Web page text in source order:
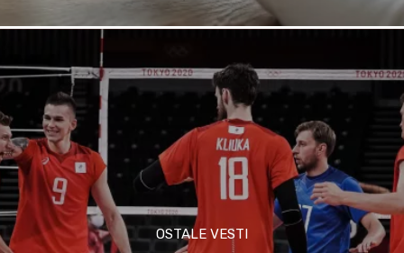
OSTALE VESTI